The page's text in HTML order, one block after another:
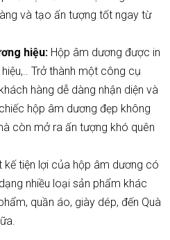
và tạo ấn tượng tốt ngay từ
hiệu: Hộp âm dương được in
Trở thành một công cụ
hàng dễ dàng nhận diện và
hộp âm dương đẹp không
còn mở ra ấn tượng khó quên
kế tiện lợi của hộp âm dương có
nhiều loại sản phẩm khác
quần áo, giày dép, đến Quà